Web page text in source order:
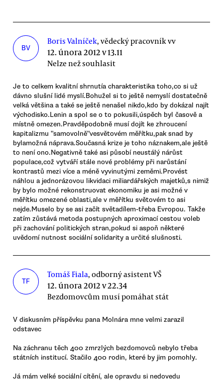
BV
Boris Valníček, vědecký pracovník vv
12. února 2012 v 13.11
Nelze než souhlasit
Je to celkem kvalitní shrnutía charakteristika toho,co si už
dávno slušní lidé myslí.Bohužel si to ještě nemyslí dostatečně
velká většina a také se ještě nenašel nikdo,kdo by dokázal najít
východisko.Lenin a spol se o to pokusili,úspěch byl časově a
místně omezen.Pravděpodobně musí dojít ke zhroucení
kapitalizmu "samovolně"vesvětovém měřítku,pak snad by
bylamožná náprava.Současná krize je toho náznakem,ale ještě
to není ono.Negativně také asi působí neustálý nárůst
populace,což vytváří stále nové problémy při narůstání
kontrastů mezi více a méně vyvinutými zeměmi.Provést
náhlou a jednorázovou likvidaci miliardářských majetků,s nimiž
by bylo možné rekonstruovat ekonomiku je asi možné v
měřítku omezené oblasti,ale v měřítku světovém to asi
nejde.Muselo by se asi začít světadílem-třeba Evropou. Takže
zatím zůstává metoda postupných aproximací cestou voleb
při zachování politických stran,pokud si aspoň některé
uvědomí nutnost sociální solidarity a určité slušnosti.
TF
Tomáš Fiala, odborný asistent VŠ
12. února 2012 v 22.34
Bezdomovcům musí pomáhat stát
V diskusním příspěvku pana Molnára mne velmi zarazil
odstavec
Na záchranu těch 400 zmrzlých bezdomovců nebylo třeba
státních institucí. Stačilo 400 rodin, které by jim pomohly.
Já mám velké sociální cítění, ale opravdu si nedovedu